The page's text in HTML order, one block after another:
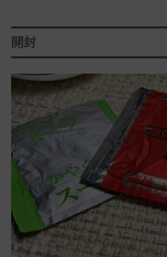
開封